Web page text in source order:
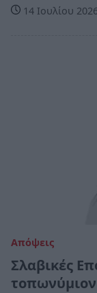
14 Ιουλίου
Απόψεις
Σλαβικές